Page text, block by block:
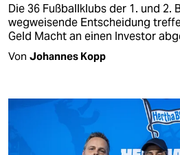
Die 36 Fußballklubs der 1. und 2.
wegweisende Entscheidung
Geld Macht an einen Investor
Von Johannes Kopp